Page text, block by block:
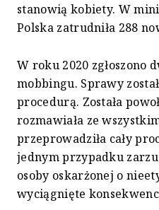
stanowią kobiety. W
Polska zatrudniła 288
W roku 2020 zgłoszono
mobbingu. Sprawy
procedurą. Została
rozmawiała ze
przeprowadziła cały
jednym przypadku
osoby oskarżonej o
wyciągnięte